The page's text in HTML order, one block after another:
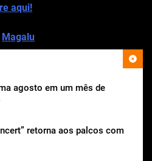
agosto em um mês de
retorna aos palcos com
aqui!
Magalu